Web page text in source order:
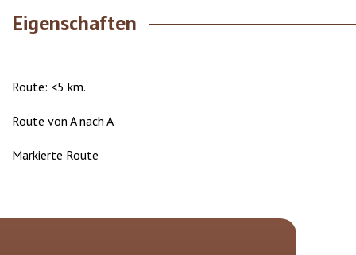
Eigenschaften
Route: <5 km.
Route von A nach A
Markierte Route